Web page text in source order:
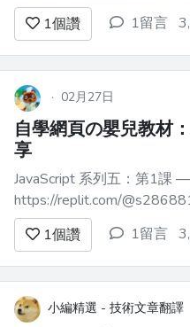
系列六：第2課 ── 認識陣
1個讚 1留言
· 02月27日
自學網頁の嬰兒教材
享
JavaScript 系列五：第1課
https://replit.com/
JavaScript 系列五：第2課
https://jsf...
1個讚 1留言
小編精選 - 技術文章翻譯